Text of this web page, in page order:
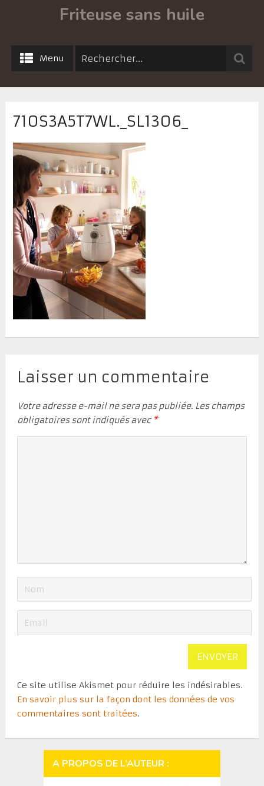
Friteuse sans huile
Menu
710S3A5T7WL._SL1306_
Laisser un commentaire
Votre adresse e-mail ne sera pas publiée. Les champs
obligatoires sont indiqués avec *
Ce site utilise Akismet pour réduire les indésirables.
En savoir plus sur la façon dont les données de vos
commentaires sont traitées.
A PROPOS DE L’AUTEUR :